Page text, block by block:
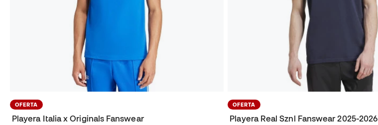
OFERTA
Playera Italia x Originals Fanswear
OFERTA
Playera Real Sznl Fanswear 2025-2026